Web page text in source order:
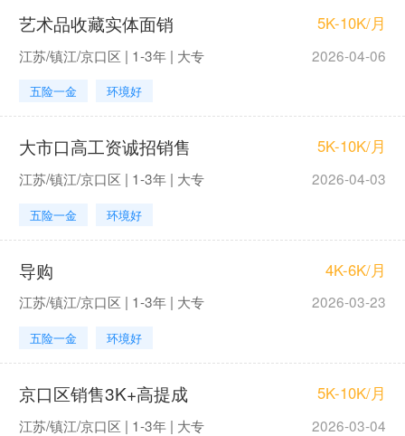
艺术品收藏实体面销 5K-10K/月
江苏/镇江/京口区 | 1-3年 | 大专 2026-04-06
五险一金 环境好
大市口高工资诚招销售 5K-10K/月
江苏/镇江/京口区 | 1-3年 | 大专 2026-04-03
五险一金 环境好
导购 4K-6K/月
江苏/镇江/京口区 | 1-3年 | 大专 2026-03-23
五险一金 环境好
京口区销售3K+高提成 5K-10K/月
江苏/镇江/京口区 | 1-3年 | 大专 2026-03-04